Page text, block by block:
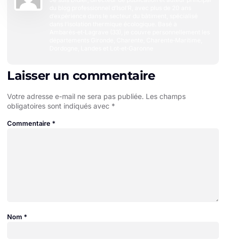
Laisser un commentaire
Votre adresse e-mail ne sera pas publiée. Les champs
obligatoires sont indiqués avec *
Commentaire *
Nom *